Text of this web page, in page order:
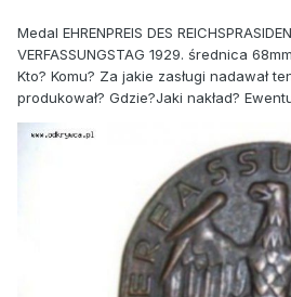
Medal EHRENPREIS DES
VERFASSUNGSTAG 1929. średnica
Kto? Komu? Za jakie zasługi nadawał
produkował? Gdzie?Jaki nakład?